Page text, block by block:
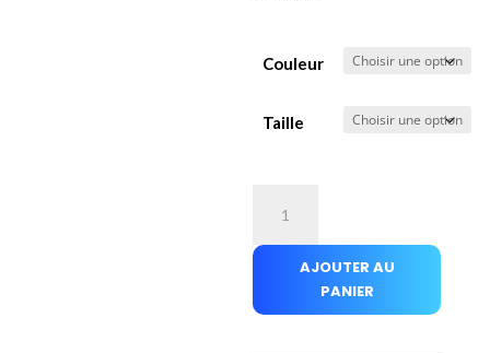
Couleur
Taille
Couvre-
travail
AJOUTER AU
PANIER